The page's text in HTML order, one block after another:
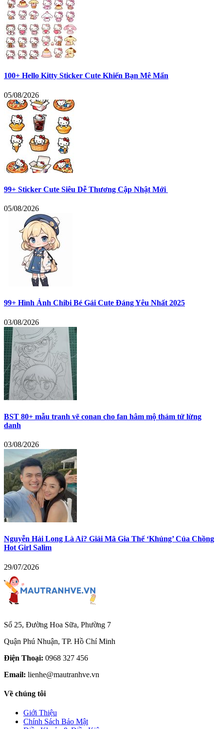
100+ Hello Kitty Sticker Cute Khiến Bạn Mê Mẩn
05/08/2026
99+ Sticker Cute Siêu Dễ Thương Cập Nhật Mới
05/08/2026
99+ Hình Ảnh Chibi Bé Gái Cute Đáng Yêu Nhất 2025
03/08/2026
BST 80+ mẫu tranh vẽ conan cho fan hâm mộ thám tử lừng
danh
03/08/2026
Nguyễn Hải Long Là Ai? Giải Mã Gia Thế ‘Khủng’ Của Chồng
Hot Girl Salim
29/07/2026
Số 25, Đường Hoa Sữa, Phường 7
Quận Phú Nhuận, TP. Hồ Chí Minh
Điện Thoại: 0968 327 456
Email: lienhe@mautranhve.vn
Về chúng tôi
Giới Thiệu
Chính Sách Bảo Mật